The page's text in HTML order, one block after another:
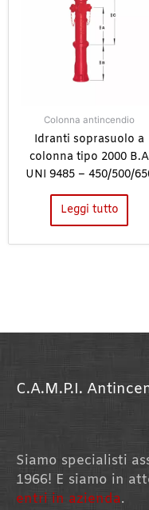
Colonna antincendio
Idranti soprasuolo a
colonna tipo 2000 B.A
UNI 9485 – 450/500/
Leggi tutto
C.A.M.P.I.
Siamo specialisti
1966! E siamo in
entri in azienda.